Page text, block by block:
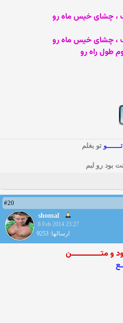
، چشای خیس ماه رو
، چشای خیس ماه رو
طول راه رو
تـــــــوتو بغلم
بود رو لبم
#20
shomal
8 Feb 2014 23:27
ارسالها: 9253
و متـــــــــــــــن